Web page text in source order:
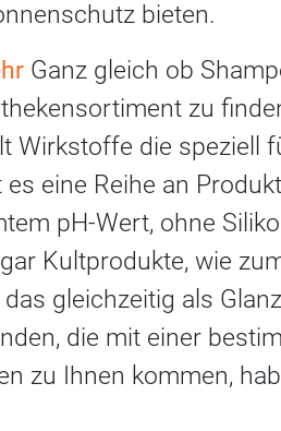
bieten.
Ganz gleich ob
zu
Wirkstoffe die speziell
eine Reihe an
pH-Wert, ohne
Kultprodukte, wie
gleichzeitig als
die mit einer
zu Ihnen kommen,